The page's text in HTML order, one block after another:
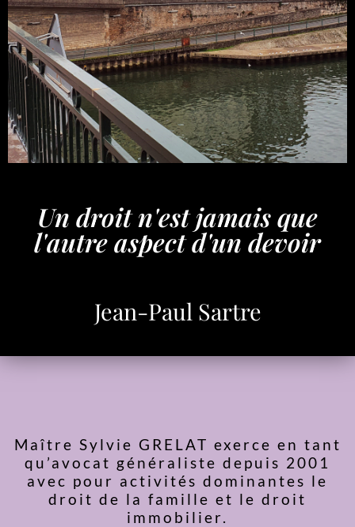
Un droit n'est jamais que
l'autre aspect d'un devoir
Jean-Paul Sartre
Maître Sylvie GRELAT exerce en tant
qu’avocat généraliste depuis 2001
avec pour activités dominantes le
droit de la famille et le droit
immobilier.